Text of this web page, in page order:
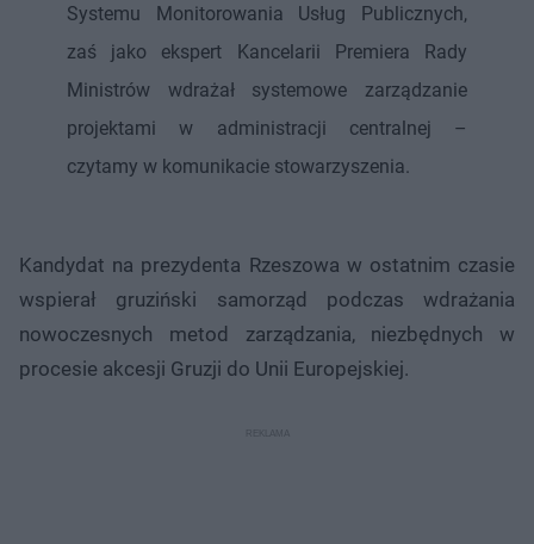
Systemu Monitorowania Usług Publicznych,
zaś jako ekspert Kancelarii Premiera Rady
Ministrów wdrażał systemowe zarządzanie
projektami w administracji centralnej –
czytamy w komunikacie stowarzyszenia.
Kandydat na prezydenta Rzeszowa w ostatnim czasie
wspierał gruziński samorząd podczas wdrażania
nowoczesnych metod zarządzania, niezbędnych w
procesie akcesji Gruzji do Unii Europejskiej.